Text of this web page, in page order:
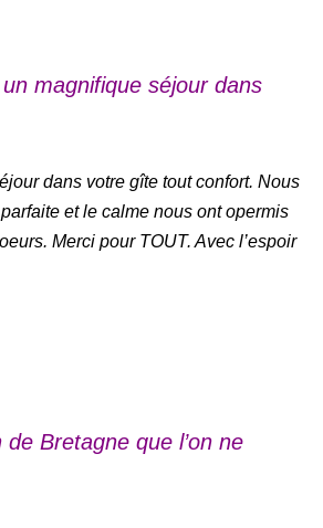
magnifique séjour dans
dans votre gîte tout confort. Nous
et le calme nous ont opermis
Merci pour TOUT. Avec l’espoir
Bretagne que l’on ne